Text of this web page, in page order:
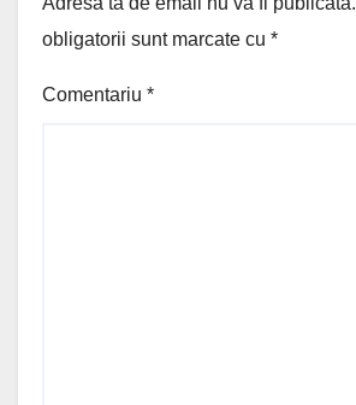
obligatorii sunt marcate cu *
Comentariu *